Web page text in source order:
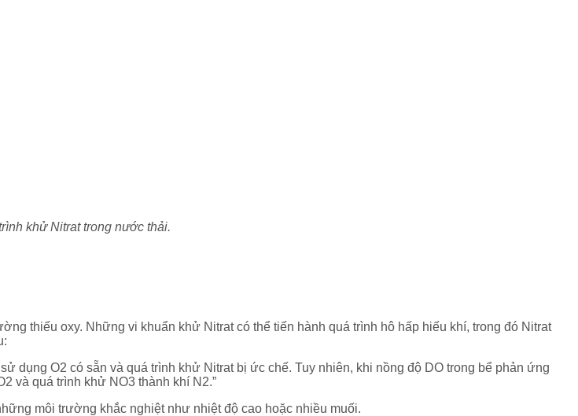
khử Nitrat trong nước thải.
thiếu oxy. Những vi khuẩn khử Nitrat có thể tiến hành quá trình hô hấp hiếu khí, trong đó Nitrat
dụng O2 có sẵn và quá trình khử Nitrat bị ức chế. Tuy nhiên, khi nồng độ DO trong bể phản ứng
và quá trình khử NO3 thành khí N2.”
môi trường khắc nghiệt như nhiệt độ cao hoặc nhiều muối.